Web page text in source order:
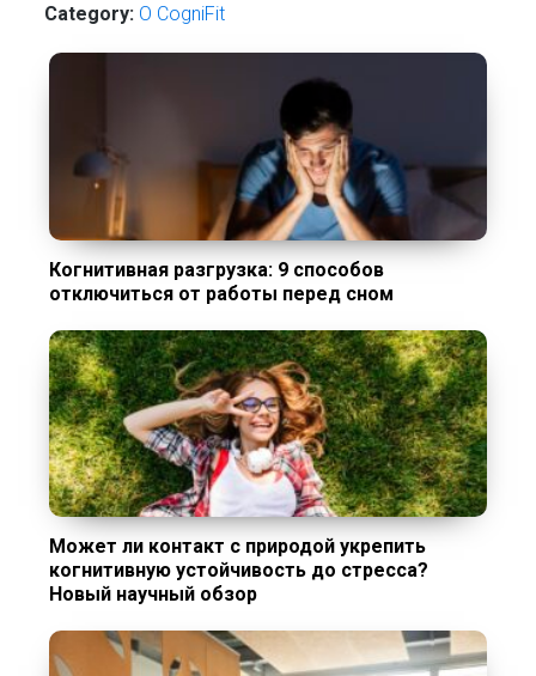
Category: О CogniFit
Когнитивная разгрузка: 9 способов
отключиться от работы перед сном
Может ли контакт с природой укрепить
когнитивную устойчивость до стресса?
Новый научный обзор